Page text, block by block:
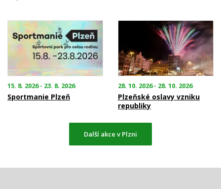
15. 8. 2026 - 23. 8. 2026
Sportmanie Plzeň
28. 10. 2026 - 28. 10. 2026
Plzeňské oslavy vzniku
republiky
Další akce v Plzni